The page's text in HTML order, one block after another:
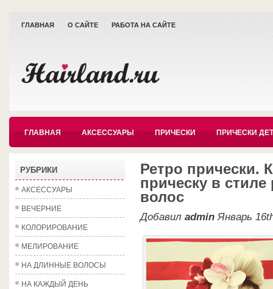
ГЛАВНАЯ О САЙТЕ РАБОТА НА САЙТЕ
ГЛАВНАЯ АКСЕССУАРЫ ПРИЧЕСКИ ПРИЧЕСКИ
РУБРИКИ
АКСЕССУАРЫ
ВЕЧЕРНИЕ
КОЛОРИРОВАНИЕ
МЕЛИРОВАНИЕ
НА ДЛИННЫЕ ВОЛОСЫ
НА КАЖДЫЙ ДЕНЬ
Ретро прически.
прическу в
волос
Добавил admin Январь